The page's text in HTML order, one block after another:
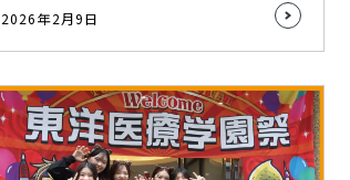
2026年2月9日